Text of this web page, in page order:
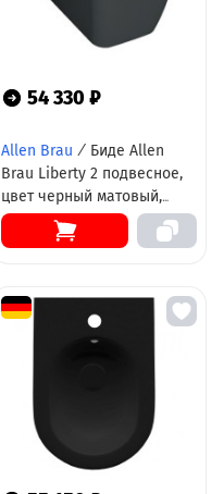
54 330 ₽
Allen Brau / Биде Allen
Brau Liberty 2 подвесное,
цвет черный матовый,
4.33010.31